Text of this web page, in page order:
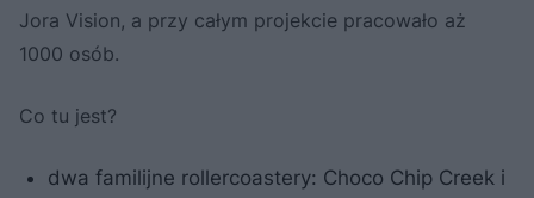
Jora Vision, a przy całym projekcie pracowało aż
1000 osób.
Co tu jest?
dwa familijne rollercoastery: Choco Chip Creek i